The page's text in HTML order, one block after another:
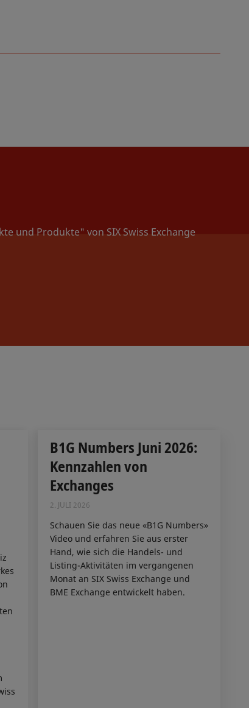
und Produkte" von SIX Swiss Exchange
B1G Numbers Juni 2026:
Kennzahlen von
Exchanges
2. JULI 2026
Schauen Sie das neue «B1G Numbers»
Video und erfahren Sie aus erster
Hand, wie sich die Handels- und
Listing-Aktivitäten im vergangenen
Monat an SIX Swiss Exchange und
BME Exchange entwickelt haben.